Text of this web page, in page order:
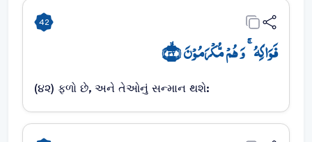
42
فَوَاکِہُ ۚ وَ ہُمۡ مُّکۡرَمُوۡنَ ﴿ۙ۴۲﴾
(૪૨) ફળો છે, અને તેઓનું સન્માન થશે: